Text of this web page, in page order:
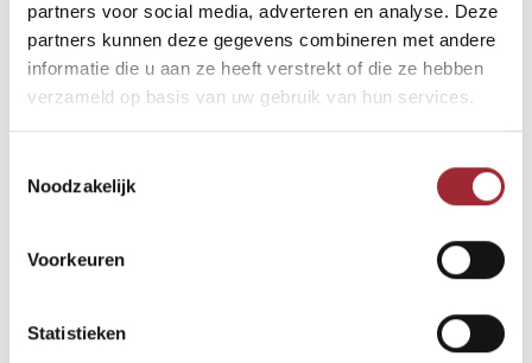
partners voor social media, adverteren en analyse. Deze
partners kunnen deze gegevens combineren met andere
informatie die u aan ze heeft verstrekt of die ze hebben
verzameld op basis van uw gebruik van hun services.
Noodzakelijk
Voorkeuren
Statistieken
white wash 90x700 mm
€95,00 €67,50per
m 2
Vergelijk